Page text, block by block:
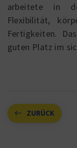
arbeitete in
Flexibilität,
Fertigkeiten.
guten Platz im
ZURÜCK